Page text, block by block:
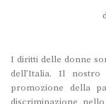
I diritti delle donne
dell’Italia. Il
promozione della
discriminazione